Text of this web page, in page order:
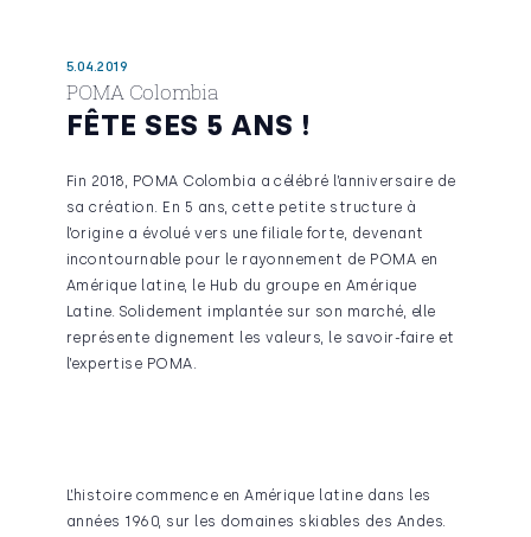
5.04.2019
POMA Colombia
FÊTE SES 5 ANS !
Fin 2018, POMA Colombia a célébré l’anniversaire de
sa création. En 5 ans, cette petite structure à
l’origine a évolué vers une filiale forte, devenant
incontournable pour le rayonnement de POMA en
Amérique latine, le Hub du groupe en Amérique
Latine. Solidement implantée sur son marché, elle
représente dignement les valeurs, le savoir-faire et
l’expertise POMA.
L’histoire commence en Amérique latine dans les
années 1960, sur les domaines skiables des Andes.